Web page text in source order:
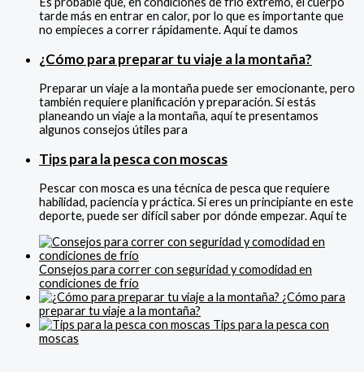
tarde más en entrar en calor, por lo que es importante que
no empieces a correr rápidamente. Aquí te damos
¿Cómo para preparar tu viaje a la montaña?
Preparar un viaje a la montaña puede ser emocionante, pero
también requiere planificación y preparación. Si estás
planeando un viaje a la montaña, aquí te presentamos
algunos consejos útiles para
Tipspara la pesca con moscas
Pescar con mosca es una técnica de pesca que requiere
habilidad, paciencia y práctica. Si eres un principiante en este
deporte, puede ser difícil saber por dónde empezar. Aquí te
Consejos para correr con seguridad y comodidad en
condiciones de frío
¿Cómo para
preparar tu viaje a la montaña?
Tips para la pesca con
moscas